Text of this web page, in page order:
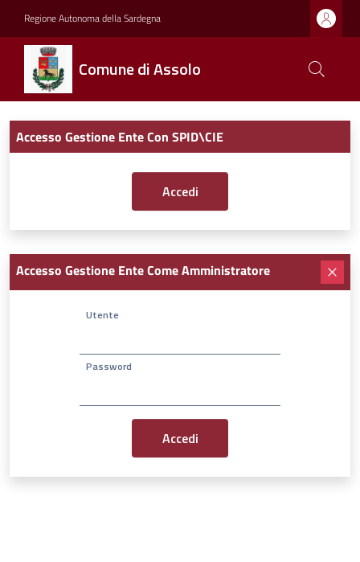
Regione Autonoma della Sardegna
Comune di Assolo
Accesso Gestione Ente Con SPID\CIE
Accesso Gestione Ente Come Amministratore
Utente
Password